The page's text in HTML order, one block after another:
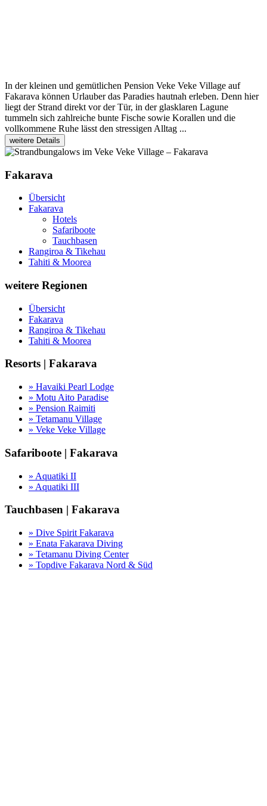
In der kleinen und gemütlichen Pension Veke Veke Village auf
Fakarava können Urlauber das Paradies hautnah erleben. Denn hier
liegt der Strand direkt vor der Tür, in der glasklaren Lagune
tummeln sich zahlreiche bunte Fische sowie Korallen und die
vollkommene Ruhe lässt den stressigen Alltag ...
weitere Details
Fakarava
Übersicht
Fakarava
Hotels
Safariboote
Tauchbasen
Rangiroa & Tikehau
Tahiti & Moorea
weitere Regionen
Übersicht
Fakarava
Rangiroa & Tikehau
Tahiti & Moorea
Resorts | Fakarava
» Havaiki Pearl Lodge
» Motu Aito Paradise
» Pension Raimiti
» Tetamanu Village
» Veke Veke Village
Safariboote | Fakarava
» Aquatiki II
» Aquatiki III
Tauchbasen | Fakarava
» Dive Spirit Fakarava
» Enata Fakarava Diving
» Tetamanu Diving Center
» Topdive Fakarava Nord & Süd